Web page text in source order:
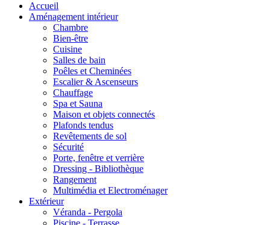
Accueil
Aménagement intérieur
Chambre
Bien-être
Cuisine
Salles de bain
Poêles et Cheminées
Escalier & Ascenseurs
Chauffage
Spa et Sauna
Maison et objets connectés
Plafonds tendus
Revêtements de sol
Sécurité
Porte, fenêtre et verrière
Dressing - Bibliothèque
Rangement
Multimédia et Electroménager
Extérieur
Véranda - Pergola